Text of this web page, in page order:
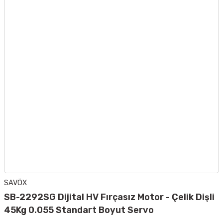
SAVÖX
SB-2292SG Dijital HV Fırçasız Motor - Çelik Dişli
45Kg 0.055 Standart Boyut Servo